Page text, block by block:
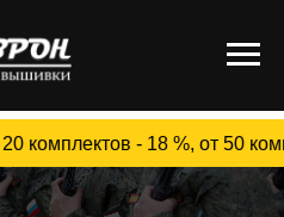
- 18 %, от 50